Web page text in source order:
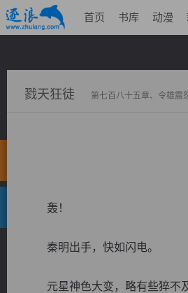
首页 书库 动漫
戮天狂徒 第七百八十五章、令雄震
轰！
秦明出手，快如闪电。
元星神色大变，略有些猝不